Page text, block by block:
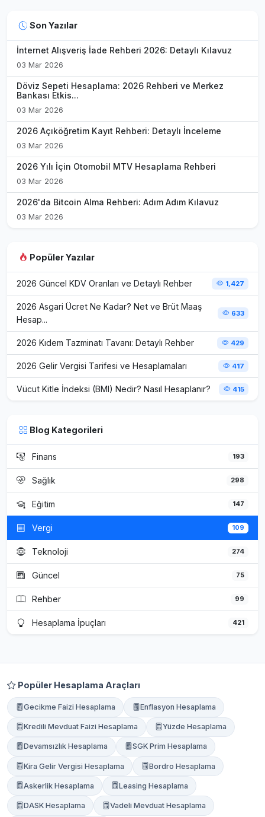
Son Yazılar
İnternet Alışveriş İade Rehberi 2026: Detaylı Kılavuz
03 Mar 2026
Döviz Sepeti Hesaplama: 2026 Rehberi ve Merkez
Bankası Etkis...
03 Mar 2026
2026 Açıköğretim Kayıt Rehberi: Detaylı İnceleme
03 Mar 2026
2026 Yılı İçin Otomobil MTV Hesaplama Rehberi
03 Mar 2026
2026'da Bitcoin Alma Rehberi: Adım Adım Kılavuz
03 Mar 2026
Popüler Yazılar
2026 Güncel KDV Oranları ve Detaylı Rehber 1,427
2026 Asgari Ücret Ne Kadar? Net ve Brüt Maaş
Hesap...
633
2026 Kıdem Tazminatı Tavanı: Detaylı Rehber 429
2026 Gelir Vergisi Tarifesi ve Hesaplamaları 417
Vücut Kitle İndeksi (BMI) Nedir? Nasıl Hesaplanır? 415
Blog Kategorileri
Finans 193
Sağlık 298
Eğitim 147
Vergi 109
Teknoloji 274
Güncel 75
Rehber 99
Hesaplama İpuçları 421
Popüler Hesaplama Araçları
Gecikme Faizi Hesaplama Enflasyon Hesaplama
Kredili Mevduat Faizi Hesaplama Yüzde Hesaplama
Devamsızlık Hesaplama SGK Prim Hesaplama
Kira Gelir Vergisi Hesaplama Bordro Hesaplama
Askerlik Hesaplama Leasing Hesaplama
DASK Hesaplama Vadeli Mevduat Hesaplama